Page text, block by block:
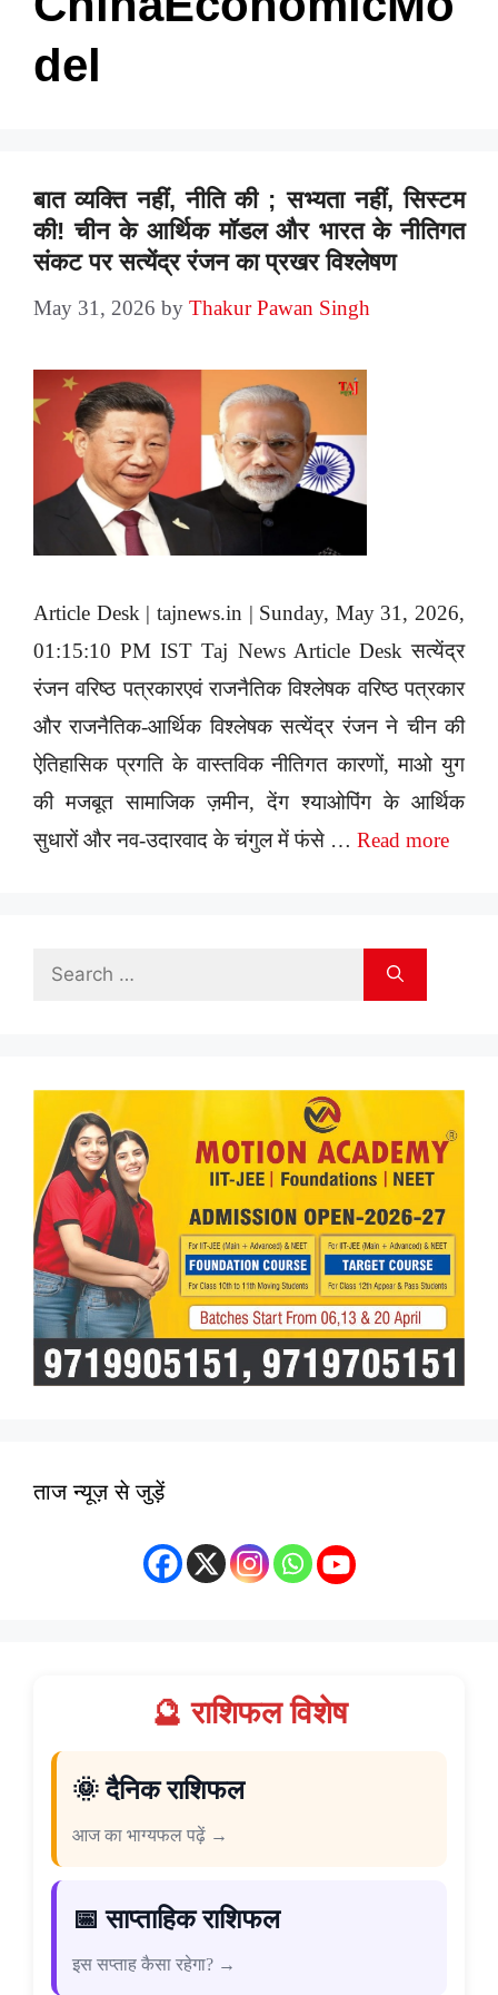
del
बात व्यक्ति नहीं, नीति की ; सभ्यता नहीं, सिस्टम
की! चीन के आर्थिक मॉडल और भारत के नीतिगत
संकट पर सत्येंद्र रंजन का प्रखर विश्लेषण
May 31, 2026 by Thakur Pawan Singh
Article Desk | tajnews.in | Sunday, May 31, 2026,
01:15:10 PM IST Taj News Article Desk सत्येंद्र
रंजन वरिष्ठ पत्रकारएवं राजनैतिक विश्लेषक वरिष्ठ पत्रकार
और राजनैतिक-आर्थिक विश्लेषक सत्येंद्र रंजन ने चीन की
ऐतिहासिक प्रगति के वास्तविक नीतिगत कारणों, माओ युग
की मजबूत सामाजिक ज़मीन, देंग श्याओपिंग के आर्थिक
सुधारों और नव-उदारवाद के चंगुल में फंसे … Read more
Search
ताज न्यूज़ से जुड़ें
🔮 राशिफल विशेष
🌞 दैनिक राशिफल
आज का भाग्यफल पढ़ें →
📅 साप्ताहिक राशिफल
इस सप्ताह कैसा रहेगा? →